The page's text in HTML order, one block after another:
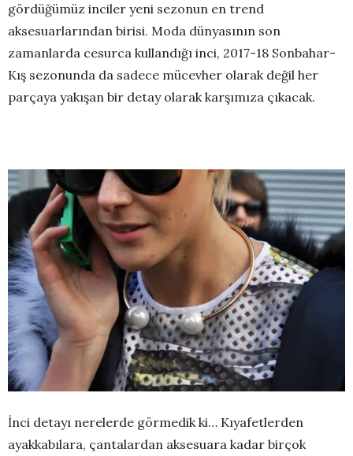
gördüğümüz inciler yeni sezonun en trend
aksesuarlarından birisi. Moda dünyasının son
zamanlarda cesurca kullandığı inci, 2017-18 Sonbahar-
Kış sezonunda da sadece mücevher olarak değil her
parçaya yakışan bir detay olarak karşımıza çıkacak.
İnci detayı nerelerde görmedik ki… Kıyafetlerden
ayakkabılara, çantalardan aksesuara kadar birçok